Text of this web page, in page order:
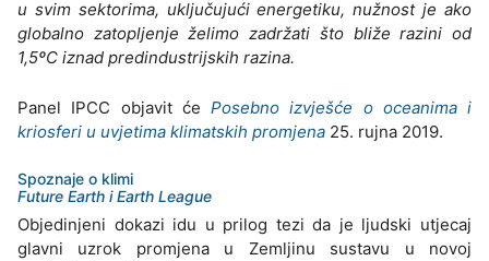
u svim sektorima, uključujući energetiku, nužnost je ako
globalno zatopljenje želimo zadržati što bliže razini od
1,5ºC iznad predindustrijskih razina.
Panel IPCC objavit će Posebno izvješće o oceanima i
kriosferi u uvjetima klimatskih promjena 25. rujna 2019.
Spoznaje o klimi
Future Earth i Earth League
Objedinjeni dokazi idu u prilog tezi da je ljudski utjecaj
glavni uzrok promjena u Zemljinu sustavu u novoj